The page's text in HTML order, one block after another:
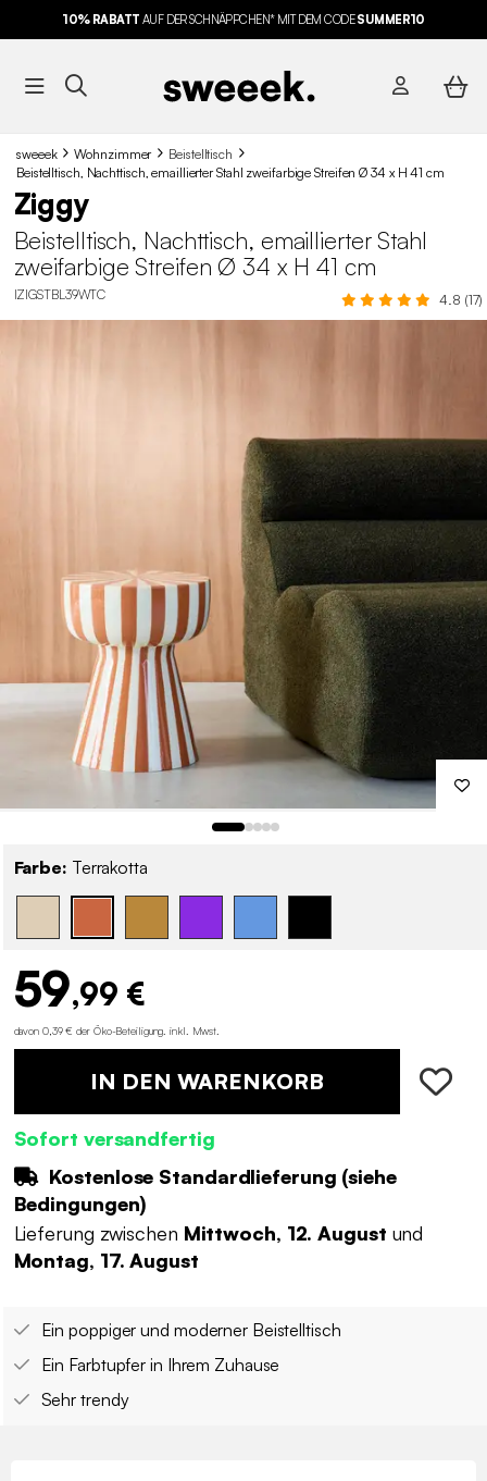
10% RABATT AUF DER SCHNÄPPCHEN* MIT DEM CODESUMMER10
sweeek Wohnzimmer
Beistelltisch
Beistelltisch, Nachttisch, emaillierter Stahl zweifarbige Streifen Ø 34 x H 41 cm
Ziggy
Beistelltisch, Nachttisch, emaillierter Stahl
zweifarbige Streifen Ø 34 x H 41 cm
IZIGSTBL39WTC 4.8 (17)
Farbe: Terrakotta
59,99 €
davon 0,39 € der Öko-Beteiligung inkl. Mwst.
IN DEN WARENKORB
Sofort versandfertig
Kostenlose Standardlieferung (siehe
Bedingungen)
Lieferung zwischen Mittwoch, 12. August und
Montag, 17. August
Ein poppiger und moderner Beistelltisch
Ein Farbtupfer in Ihrem Zuhause
Sehr trendy